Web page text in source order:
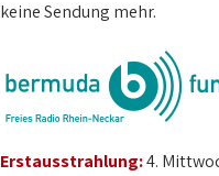
keine Sendung mehr.
Erstausstrahlung:4.